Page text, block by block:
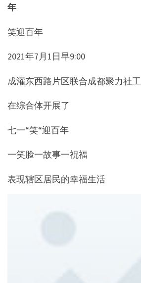
年
笑迎百年
2021年7月1日早9:00
成灌东西路片区联合成都聚力社工
在综合体开展了
七一“笑“迎百年
一笑脸一故事一祝福
表现辖区居民的幸福生活